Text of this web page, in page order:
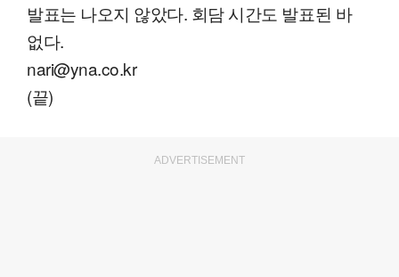
발표는 나오지 않았다. 회담 시간도 발표된 바
없다.
nari@yna.co.kr
(끝)
ADVERTISEMENT